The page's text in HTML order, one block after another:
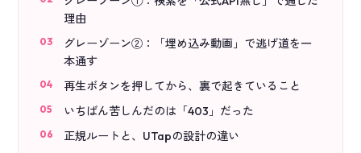
理由
グレーゾーン②：「埋め込み動画」で逃げ道を一
本通す
再生ボタンを押してから、裏で起きていること
いちばん苦しんだのは「403」だった
正規ルートと、UTapの設計の違い